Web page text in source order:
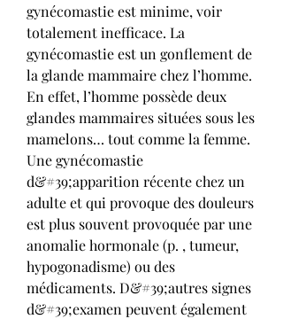
gynécomastie est minime, voir
totalement inefficace. La
gynécomastie est un gonflement de
la glande mammaire chez l’homme.
En effet, l’homme possède deux
glandes mammaires situées sous les
mamelons… tout comme la femme.
Une gynécomastie
d&#39;apparition récente chez un
adulte et qui provoque des douleurs
est plus souvent provoquée par une
anomalie hormonale (p. , tumeur,
hypogonadisme) ou des
médicaments. D&#39;autres signes
d&#39;examen peuvent également